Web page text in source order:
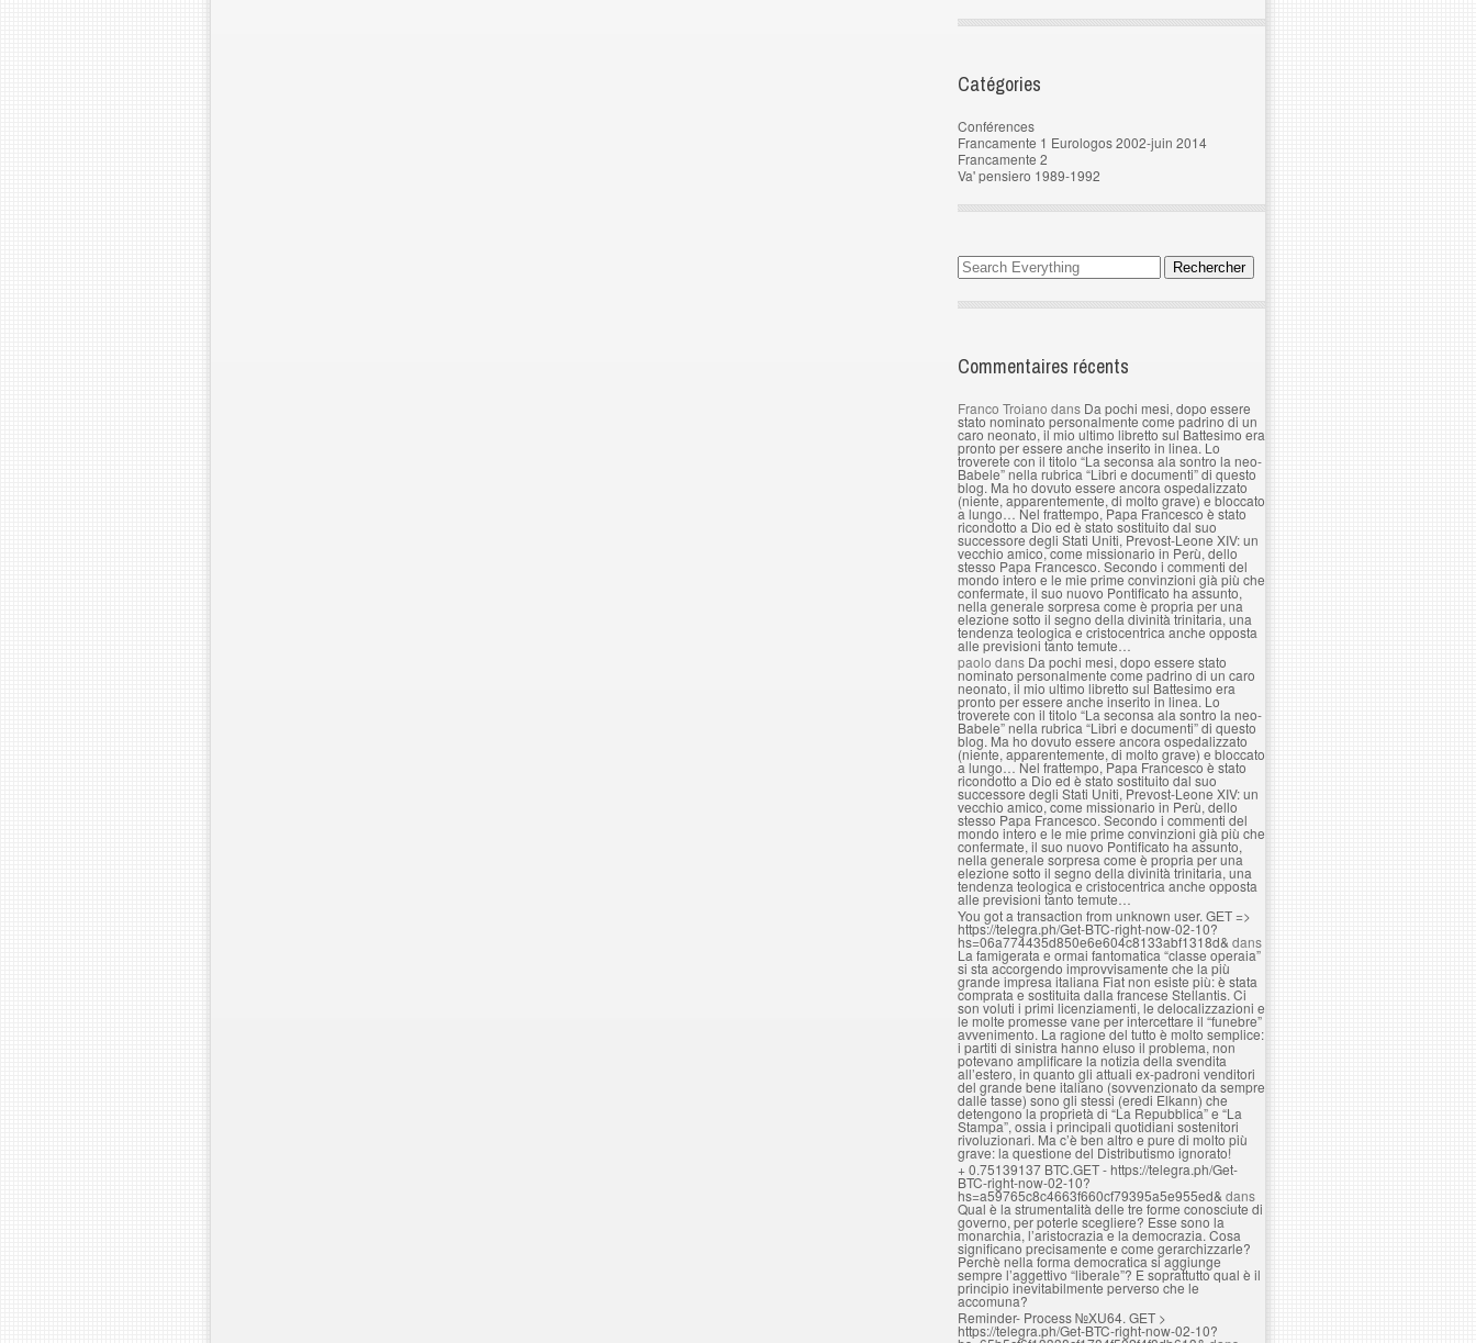
Catégories
Conférences
Francamente 1 Eurologos 2002-juin 2014
Francamente 2
Va' pensiero 1989-1992
Commentaires récents
Franco Troiano dans Da pochi mesi, dopo essere
stato nominato personalmente come padrino di un
caro neonato, il mio ultimo libretto sul Battesimo era
pronto per essere anche inserito in linea. Lo
troverete con il titolo “La seconsa ala sontro la neo-
Babele” nella rubrica “Libri e documenti” di questo
blog. Ma ho dovuto essere ancora ospedalizzato
(niente, apparentemente, di molto grave) e bloccato
a lungo… Nel frattempo, Papa Francesco è stato
ricondotto a Dio ed è stato sostituito dal suo
successore degli Stati Uniti, Prevost-Leone XIV: un
vecchio amico, come missionario in Perù, dello
stesso Papa Francesco. Secondo i commenti del
mondo intero e le mie prime convinzioni già più che
confermate, il suo nuovo Pontificato ha assunto,
nella generale sorpresa come è propria per una
elezione sotto il segno della divinità trinitaria, una
tendenza teologica e cristocentrica anche opposta
alle previsioni tanto temute…
paolo dans Da pochi mesi, dopo essere stato
nominato personalmente come padrino di un caro
neonato, il mio ultimo libretto sul Battesimo era
pronto per essere anche inserito in linea. Lo
troverete con il titolo “La seconsa ala sontro la neo-
Babele” nella rubrica “Libri e documenti” di questo
blog. Ma ho dovuto essere ancora ospedalizzato
(niente, apparentemente, di molto grave) e bloccato
a lungo… Nel frattempo, Papa Francesco è stato
ricondotto a Dio ed è stato sostituito dal suo
successore degli Stati Uniti, Prevost-Leone XIV: un
vecchio amico, come missionario in Perù, dello
stesso Papa Francesco. Secondo i commenti del
mondo intero e le mie prime convinzioni già più che
confermate, il suo nuovo Pontificato ha assunto,
nella generale sorpresa come è propria per una
elezione sotto il segno della divinità trinitaria, una
tendenza teologica e cristocentrica anche opposta
alle previsioni tanto temute…
You got a transaction from unknown user. GЕТ =>
https://telegra.ph/Get-BTC-right-now-02-10?
hs=06a774435d850e6e604c8133abf1318d& dans
La famigerata e ormai fantomatica “classe operaia”
si sta accorgendo improvvisamente che la più
grande impresa italiana Fiat non esiste più: è stata
comprata e sostituita dalla francese Stellantis. Ci
son voluti i primi licenziamenti, le delocalizzazioni e
le molte promesse vane per intercettare il “funebre”
avvenimento. La ragione del tutto è molto semplice:
i partiti di sinistra hanno eluso il problema, non
potevano amplificare la notizia della svendita
all’estero, in quanto gli attuali ex-padroni venditori
del grande bene italiano (sovvenzionato da sempre
dalle tasse) sono gli stessi (eredi Elkann) che
detengono la proprietà di “La Repubblica” e “La
Stampa”, ossia i principali quotidiani sostenitori
rivoluzionari. Ma c’è ben altro e pure di molto più
grave: la questione del Distributismo ignorato!
+ 0.75139137 BTC.GET - https://telegra.ph/Get-
BTC-right-now-02-10?
hs=a59765c8c4663f660cf79395a5e955ed& dans
Qual è la strumentalità delle tre forme conosciute di
governo, per poterle scegliere? Esse sono la
monarchia, l’aristocrazia e la democrazia. Cosa
significano precisamente e come gerarchizzarle?
Perchè nella forma democratica si aggiunge
sempre l’aggettivo “liberale”? E soprattutto qual è il
principio inevitabilmente perverso che le
accomuna?
Reminder- Process №XU64. GET >
https://telegra.ph/Get-BTC-right-now-02-10?